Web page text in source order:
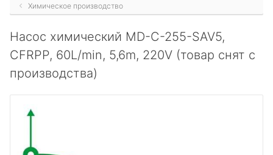
Химическое производство
Насос химический MD-C-255-SAV5,
CFRPP, 60L/min, 5,6m, 220V (товар снят с
производства)